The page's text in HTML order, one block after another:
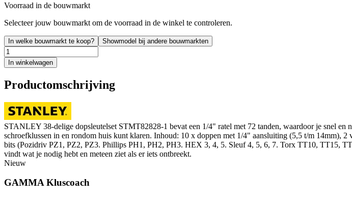
Voorraad in de bouwmarkt
Selecteer jouw bouwmarkt om de voorraad in de winkel te controleren.
In welke bouwmarkt te koop? Showmodel bij andere bouwmarkten
In winkelwagen
Productomschrijving
STANLEY 38-delige dopsleutelset STMT82828-1 bevat een 1/4" ratel met 72 tanden, waardoor je snel
schroefklussen in en rondom huis kunt klaren. Inhoud: 10 x doppen met 1/4" aansluiting (5,5 t/m 14mm),
bits (Pozidriv PZ1, PZ2, PZ3. Phillips PH1, PH2, PH3. HEX 3, 4, 5. Sleuf 4, 5, 6, 7. Torx TT10, TT15,
vindt wat je nodig hebt en meteen ziet als er iets ontbreekt.
Nieuw
GAMMA Kluscoach